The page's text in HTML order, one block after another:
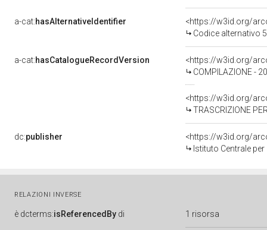
a-cat:hasAlternativeIdentifier
<https://w3id.org/
Codice alternativo
a-cat:hasCatalogueRecordVersion
COMPILAZIONE -
<https://w3id.org/
TRASCRIZIONE
dc:publisher
<https://w3id.org/
Istituto Centrale
RELAZIONI INVERSE
è dcterms:isReferencedBy di 1 risorsa